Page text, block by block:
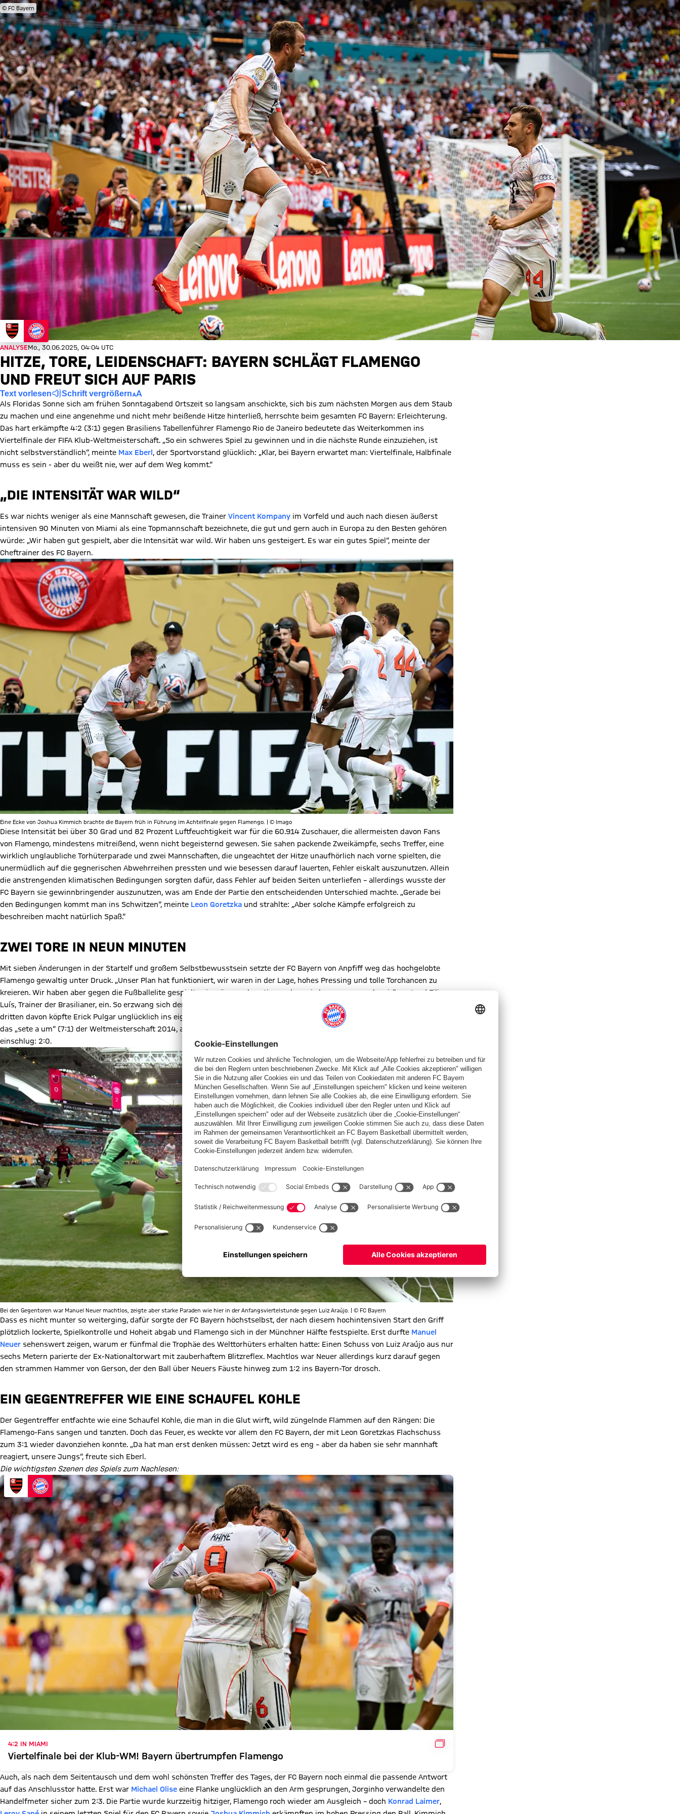
© FC Bayern
ANALYSEMo., 30.06.2025, 04:04 UTC
HITZE, TORE, LEIDENSCHAFT: BAYERN SCHLÄGT FLAMENGO
UND FREUT SICH AUF PARIS
Text vorlesen Schrift vergrößern
Als Floridas Sonne sich am frühen Sonntagabend Ortszeit so langsam anschickte, sich bis zum nächsten Morgen aus dem Staub
zu machen und eine angenehme und nicht mehr beißende Hitze hinterließ, herrschte beim gesamten FC Bayern: Erleichterung.
Das hart erkämpfte 4:2 (3:1) gegen Brasiliens Tabellenführer Flamengo Rio de Janeiro bedeutete das Weiterkommen ins
Viertelfinale der FIFA Klub-Weltmeisterschaft. „So ein schweres Spiel zu gewinnen und in die nächste Runde einzuziehen, ist
nicht selbstverständlich“, meinte Max Eberl , der Sportvorstand glücklich: „Klar, bei Bayern erwartet man: Viertelfinale, Halbfinale
muss es sein - aber du weißt nie, wer auf dem Weg kommt.“
„DIE INTENSITÄT WAR WILD“
Es war nichts weniger als eine Mannschaft gewesen, die Trainer Vincent Kompany im Vorfeld und auch nach diesen äußerst
intensiven 90 Minuten von Miami als eine Topmannschaft bezeichnete, die gut und gern auch in Europa zu den Besten gehören
würde: „Wir haben gut gespielt, aber die Intensität war wild. Wir haben uns gesteigert. Es war ein gutes Spiel“, meinte der
Cheftrainer des FC Bayern.
Eine Ecke von Joshua Kimmich brachte die Bayern früh in Führung im Achtelfinale gegen Flamengo. | © Imago
Diese Intensität bei über 30 Grad und 82 Prozent Luftfeuchtigkeit war für die 60.914 Zuschauer, die allermeisten davon Fans
von Flamengo, mindestens mitreißend, wenn nicht begeisternd gewesen. Sie sahen packende Zweikämpfe, sechs Treffer, eine
wirklich unglaubliche Torhüterparade und zwei Mannschaften, die ungeachtet der Hitze unaufhörlich nach vorne spielten, die
unermüdlich auf die gegnerischen Abwehrreihen pressten und wie besessen darauf lauerten, Fehler eiskalt auszunutzen. Allein
die anstrengenden klimatischen Bedingungen sorgten dafür, dass Fehler auf beiden Seiten unterliefen – allerdings wusste der
FC Bayern sie gewinnbringender auszunutzen, was am Ende der Partie den entscheidenden Unterschied machte. „Gerade bei
den Bedingungen kommt man ins Schwitzen“, meinte Leon Goretzka und strahlte: „Aber solche Kämpfe erfolgreich zu
beschreiben macht natürlich Spaß.“
ZWEI TORE IN NEUN MINUTEN
Mit sieben Änderungen in der Startelf und großem Selbstbewusstsein setzte der FC Bayern von Anpfiff weg das hochgelobte
Flamengo gewaltig unter Druck. „Unser Plan hat funktioniert, wir waren in der Lage, hohes Pressing und tolle Torchancen zu
kreieren. Wir haben aber gegen die Fußballelite gespielt, wir müssen akzeptieren, dass sie besser waren als wir“, gestand Filipe
Luís, Trainer der Brasilianer, ein. So erzwang sich der FC Bayern allein in den ersten fünf Minuten immer wieder Eckbälle, den
dritten davon köpfte Erick Pulgar unglücklich ins eigene Tor. Und manch einem brasilianischen Fan kamen böse Erinnerungen an
das „sete a um“ (7:1) der Weltmeisterschaft 2014, als nur vier Minuten später
perfekter Abschluss aus der Distanz
einschlug: 2:0.
Bei den Gegentoren war Manuel Neuer machtlos, zeigte aber starke Paraden wie hier in der Anfangsviertelstunde gegen Luiz Araújo. | © FC Bayern
Dass es nicht munter so weiterging, dafür sorgte der FC Bayern höchstselbst, der nach diesem hochintensiven Start den Griff
plötzlich lockerte, Spielkontrolle und Hoheit abgab und Flamengo sich in der Münchner Hälfte festspielte. Erst durfte Manuel
Neuer sehenswert zeigen, warum er fünfmal die Trophäe des Welttorhüters erhalten hatte: Einen Schuss von Luiz Araújo aus nur
sechs Metern parierte der Ex-Nationaltorwart mit zauberhaftem Blitzreflex. Machtlos war Neuer allerdings kurz darauf gegen
den strammen Hammer von Gerson, der den Ball über Neuers Fäuste hinweg zum 1:2 ins Bayern-Tor drosch.
EIN GEGENTREFFER WIE EINE SCHAUFEL KOHLE
Der Gegentreffer entfachte wie eine Schaufel Kohle, die man in die Glut wirft, wild züngelnde Flammen auf den Rängen: Die
Flamengo-Fans sangen und tanzten. Doch das Feuer, es weckte vor allem den FC Bayern, der mit Leon Goretzkas Flachschuss
zum 3:1 wieder davonziehen konnte. „Da hat man erst denken müssen: Jetzt wird es eng – aber da haben sie sehr mannhaft
reagiert, unsere Jungs“, freute sich Eberl.
Die wichtigsten Szenen des Spiels zum Nachlesen:
4:2 IN MIAMI GALLERIE
Viertelfinale bei der Klub-WM! Bayern übertrumpfen Flamengo
Auch, als nach dem Seitentausch und dem wohl schönsten Treffer des Tages, der FC Bayern noch einmal die passende Antwort
auf das Anschlusstor hatte. Erst war Michael Olise eine Flanke unglücklich an den Arm gesprungen, Jorginho verwandelte den
Handelfmeter sicher zum 2:3. Die Partie wurde kurzzeitig hitziger, Flamengo roch wieder am Ausgleich – doch Konrad Laimer,